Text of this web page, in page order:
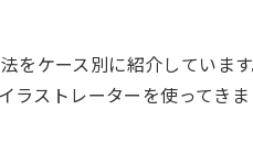
ケース別に紹介しています
ラストレーターを使ってき